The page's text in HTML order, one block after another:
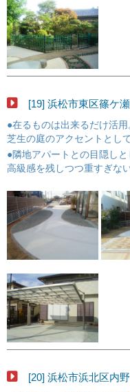
[19] 浜松市東区篠ケ
●在るものは出来るだけ活
芝生の庭のアクセントとし
●隣地アパートとの目隠し
高級感を残しつつ重すぎな
[20] 浜松市浜北区内